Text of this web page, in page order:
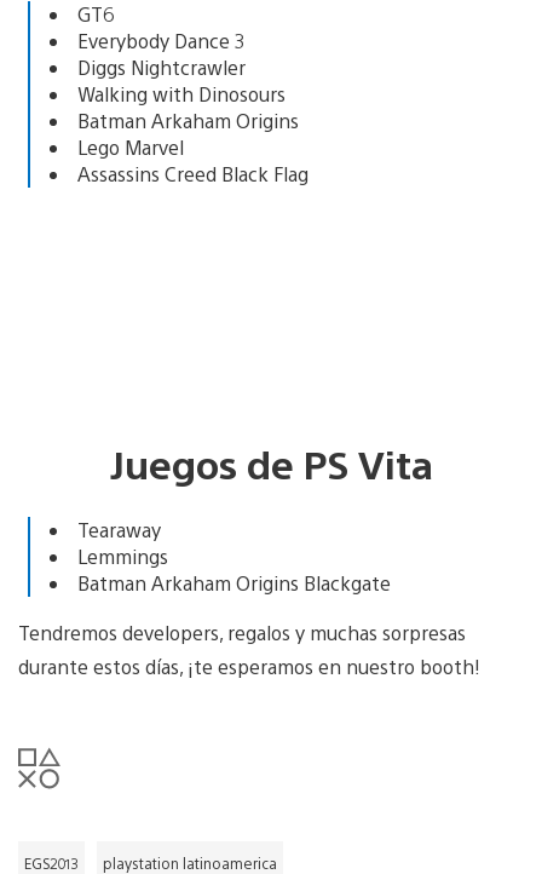
GT6
Everybody Dance 3
Diggs Nightcrawler
Walking with Dinosours
Batman Arkaham Origins
Lego Marvel
Assassins Creed Black Flag
Juegos de PS Vita
Tearaway
Lemmings
Batman Arkaham Origins Blackgate
Tendremos developers, regalos y muchas sorpresas
durante estos días, ¡te esperamos en nuestro booth!
EGS2013 playstation latinoamerica